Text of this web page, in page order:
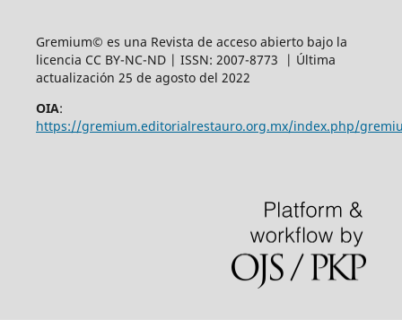
Gremium© es una Revista de acceso abierto bajo la
licencia CC BY-NC-ND | ISSN: 2007-8773 | Última
actualización 25 de agosto del 2022
OIA:
https://gremium.editorialrestauro.org.mx/index.php/